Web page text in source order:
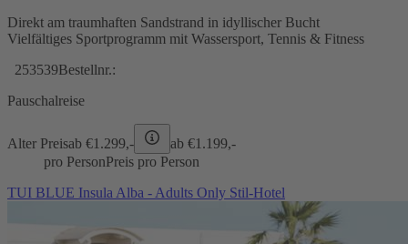
Direkt am traumhaften Sandstrand in idyllischer Bucht
Vielfältiges Sportprogramm mit Wassersport, Tennis & Fitness
253539Bestellnr.:
Pauschalreise
Alter Preisab €1.299,- ab €1.199,-
pro PersonPreis pro Person
TUI BLUE Insula Alba - Adults Only Stil-Hotel